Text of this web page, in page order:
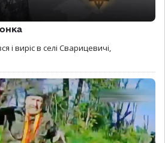
і виріс в селі Сварицевичі,